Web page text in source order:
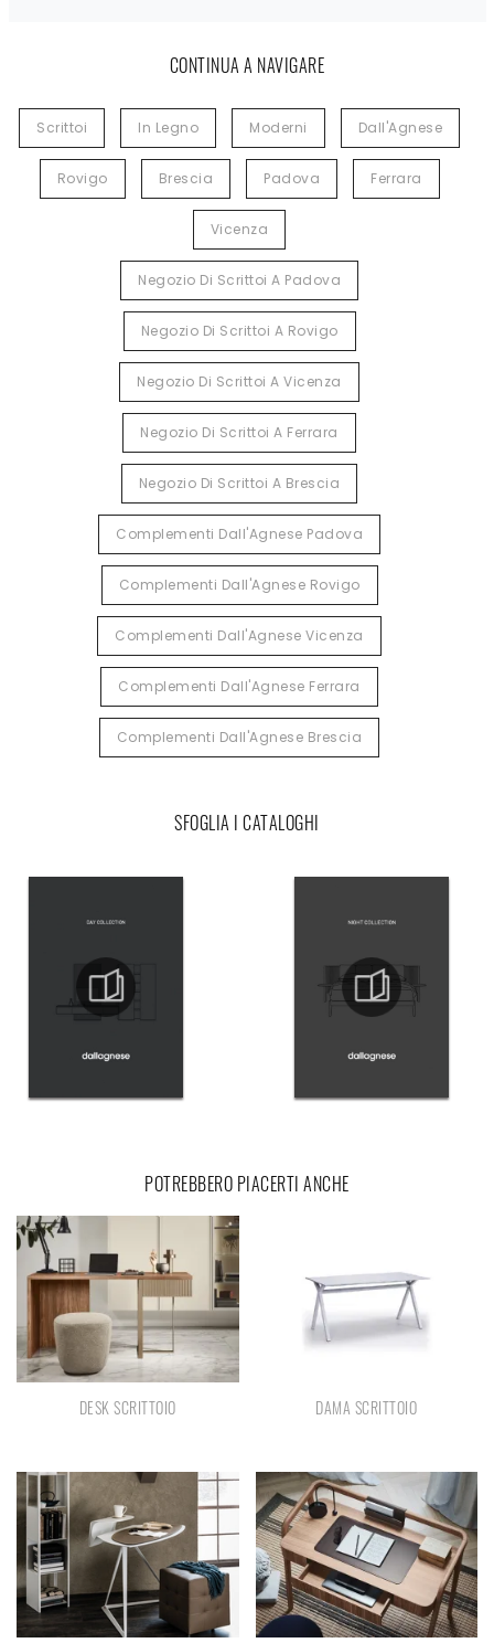
CONTINUA A NAVIGARE
Scrittoi In Legno Moderni Dall'Agnese
Rovigo Brescia Padova Ferrara
Vicenza
Negozio Di Scrittoi A Padova
Negozio Di Scrittoi A Rovigo
Negozio Di Scrittoi A Vicenza
Negozio Di Scrittoi A Ferrara
Negozio Di Scrittoi A Brescia
Complementi Dall'Agnese Padova
Complementi Dall'Agnese Rovigo
Complementi Dall'Agnese Vicenza
Complementi Dall'Agnese Ferrara
Complementi Dall'Agnese Brescia
SFOGLIA I CATALOGHI
POTREBBERO PIACERTI ANCHE
DESK SCRITTOIO DAMA SCRITTOIO